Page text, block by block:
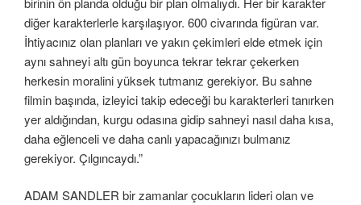
diğer karakterlerle karşılaşıyor. 600 civarında figüran var.
İhtiyacınız olan planları ve yakın çekimleri elde etmek için
aynı sahneyi altı gün boyunca tekrar tekrar çekerken
herkesin moralini yüksek tutmanız gerekiyor. Bu sahne
filmin başında, izleyici takip edeceği bu karakterleri tanırken
yer aldığından, kurgu odasına gidip sahneyi nasıl daha kısa,
daha eğlenceli ve daha canlı yapacağınızı bulmanız
gerekiyor. Çılgıncaydı.”
ADAM SANDLER bir zamanlar çocukların lideri olan ve